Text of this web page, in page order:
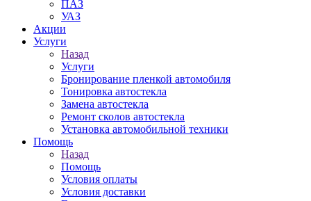
ПАЗ
УАЗ
Акции
Услуги
Назад
Услуги
Бронирование пленкой автомобиля
Тонировка автостекла
Замена автостекла
Ремонт сколов автостекла
Установка автомобильной техники
Помощь
Назад
Помощь
Условия оплаты
Условия доставки